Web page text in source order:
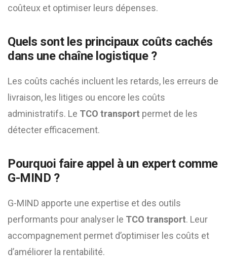
coûteux et optimiser leurs dépenses.
Quels sont les principaux coûts cachés
dans une chaîne logistique ?
Les coûts cachés incluent les retards, les erreurs de
livraison, les litiges ou encore les coûts
administratifs. Le TCO transport permet de les
détecter efficacement.
Pourquoi faire appel à un expert comme
G-MIND ?
G-MIND apporte une expertise et des outils
performants pour analyser le TCO transport. Leur
accompagnement permet d’optimiser les coûts et
d’améliorer la rentabilité.